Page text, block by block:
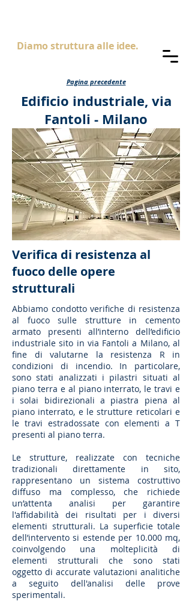
Diamo struttura alle idee.
Pagina precedente
Edificio industriale, via
Fantoli - Milano
Verifica di resistenza al
fuoco delle opere
strutturali
Abbiamo condotto verifiche di resistenza
al fuoco sulle strutture in cemento
armato presenti all’interno dell’edificio
industriale sito in via Fantoli a Milano, al
fine di valutarne la resistenza R in
condizioni di incendio. In particolare,
sono stati analizzati i pilastri situati al
piano terra e al piano interrato, le travi e
i solai bidirezionali a piastra piena al
piano interrato, e le strutture reticolari e
le travi estradossate con elementi a T
presenti al piano terra.
Le strutture, realizzate con tecniche
tradizionali direttamente in sito,
rappresentano un sistema costruttivo
diffuso ma complesso, che richiede
un’attenta analisi per garantire
l'affidabilità dei risultati per i diversi
elementi strutturali. La superficie totale
dell’intervento si estende per 10.000 mq,
coinvolgendo una molteplicità di
elementi strutturali che sono stati
oggetto di accurate valutazioni analitiche
a seguito dell'analisi delle prove
sperimentali.